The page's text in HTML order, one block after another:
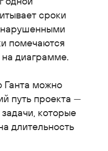
сроки
помечаются
диаграмме.
Ганта можно
путь проекта —
которые
длительность